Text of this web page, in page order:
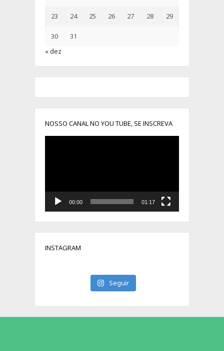
23 24 25 26 27 28 29
30
31
« dez
NOSSO CANAL NO YOU TUBE, SE INSCREVA
00:00 01:17
INSTAGRAM
Seguir